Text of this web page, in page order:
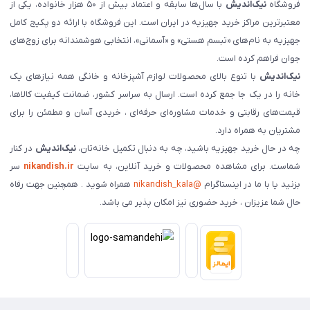
فروشگاهنیک‌اندیش
با سال‌ها سابقه و اعتماد بیش از ۵۰ هزار خانواده، یکی از
معتبرترین مراکز خرید جهیزیه در ایران است. این فروشگاه با ارائه دو پکیج کامل
جهیزیه به نام‌های «تبسم هستی» و «آسمانی»، انتخابی هوشمندانه برای زوج‌های
جوان فراهم کرده است.
نیک‌اندیش با تنوع بالای محصولات لوازم آشپزخانه و خانگی همه نیازهای یک
خانه را در یک جا جمع کرده است. ارسال به سراسر کشور، ضمانت کیفیت کالاها،
قیمت‌های رقابتی و خدمات مشاوره‌ای حرفه‌ای ، خریدی آسان و مطمئن را برای
مشتریان به همراه دارد.
چه در حال خرید جهیزیه باشید، چه به دنبال تکمیل خانه‌تان،نیک‌اندیش در کنار
شماست. برای مشاهده محصولات و خرید آنلاین، به سایت nikandish.ir سر
بزنید یا با ما در اینستاگرام @nikandish_kala
همراه شوید . همچنین جهت رفاه
حال شما عزیزان ، خرید حضوری نیز امکان پذیر می باشد.